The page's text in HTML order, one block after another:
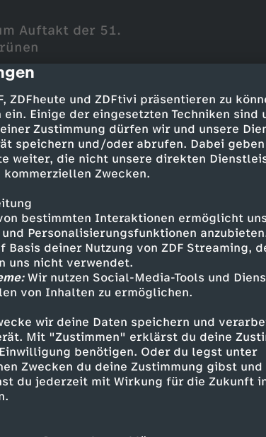
ZDFheute und ZDFtivi präsentieren zu
Einige der eingesetzten Techniken sind
Zustimmung dürfen wir und unsere
speichern und/oder abrufen. Dabei
weiter, die nicht unsere direkten
Zwecken.
bestimmten Interaktionen ermöglicht
Personalisierungsfunktionen
deiner Nutzung von ZDF Streaming,
uns nicht verwendet.
Wir nutzen Social-Media-Tools und
von Inhalten zu ermöglichen.
wir deine Daten speichern und
Mit "Zustimmen" erklärst du deine
benötigen. Oder du legst unter
Zwecken du deine Zustimmung gibst
du jederzeit mit Wirkung für die Zukunft
Auftakt der 51.
phoenix vor ort